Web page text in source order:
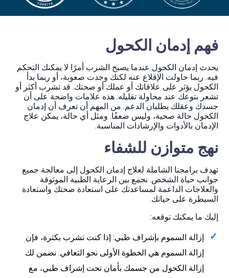
فهم إدمان الكحول
يحدث إدمان الكحول عندما يصبح الشرب أمرًا لا يمكنك التحكم
فيه. ربما حاولت الإقلاع عنه لكنك وجدت صعوبة، أو ربما بدأ
الكحول يؤثر على علاقاتك أو عملك أو صحتك. قد تشرب أكثر أو
تشعر بتوعك عند محاولة تقليله. هذه علامات واضحة على أن
جسدك وعقلك يطلبان الدعم. من المهم أن تعرف أن إدمان
الكحول حالة صحية، وليس ضعفًا. ومثل أي حالة، يمكن علاج
الإدمان بالأدوات والإرشادات المناسبة.
نهج متوازن للشفاء
تهدف برامجنا الشاملة لعلاج إدمان الكحول إلى معالجة جميع
جوانب حياة الشخص. نجمع بين الرعاية الطبية الموثوقة
والعلاجات الداعمة لمساعدتك على استعادة صحتك واستعادة
السيطرة على حياتك.
إليك ما يمكنك توقعه:
إزالة السموم بإشراف طبي: إذا كنت تشرب بكثرة، فإن
إزالة السموم هي الخطوة الأولى نحو التعافي. نضمن لك
إزالة الكحول من جسمك بأمان تحت إشراف طبي، مع